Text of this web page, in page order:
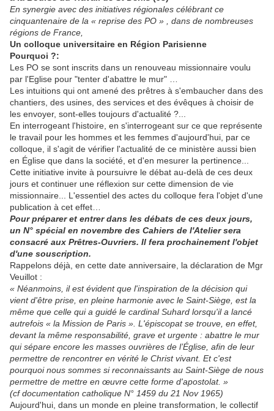
En synergie avec des initiatives régionales célébrant ce
cinquantenaire de la « reprise des PO » , dans de nombreuses
régions de France,
Un colloque universitaire en Région Parisienne
Pourquoi ?:
Les PO se sont inscrits dans un renouveau missionnaire voulu
par l'Eglise pour "tenter d'abattre le mur" …
Les intuitions qui ont amené des prêtres à s'embaucher dans des
chantiers, des usines, des services et des évêques à choisir de
les envoyer, sont-elles toujours d'actualité ?...
En interrogeant l'histoire, en s'interrogeant sur ce que représente
le travail pour les hommes et les femmes d'aujourd'hui, par ce
colloque, il s'agit de vérifier l'actualité de ce ministère aussi bien
en Église que dans la société, et d'en mesurer la pertinence...
Cette initiative invite à poursuivre le débat au-delà de ces deux
jours et continuer une réflexion sur cette dimension de vie
missionnaire... L'essentiel des actes du colloque fera l'objet d'une
publication à cet effet…
Pour préparer et entrer dans les débats de ces deux jours,
un N° spécial en novembre des Cahiers de l'Atelier sera
consacré aux Prêtres-Ouvriers. Il fera prochainement l'objet
d'une souscription.
Rappelons déjà, en cette date anniversaire, la déclaration de Mgr
Veuillot :
« Néanmoins, il est évident que l'inspiration de la décision qui
vient d'être prise, en pleine harmonie avec le Saint-Siège, est la
même que celle qui a guidé le cardinal Suhard lorsqu'il a lancé
autrefois « la Mission de Paris ». L'épiscopat se trouve, en effet,
devant la même responsabilité, grave et urgente : abattre le mur
qui sépare encore les masses ouvrières de l’Église, afin de leur
permettre de rencontrer en vérité le Christ vivant. Et c'est
pourquoi nous sommes si reconnaissants au Saint-Siège de nous
permettre de mettre en œuvre cette forme d'apostolat. »
(cf documentation catholique N° 1459 du 21 Nov 1965)
Aujourd'hui, dans un monde en pleine transformation, le collectif